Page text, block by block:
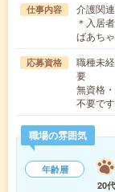
仕事内容
介護関連
＊入居
ばあち
応募資格
職種未
要
無資格
不要で
職場の雰囲気
年齢層
20代